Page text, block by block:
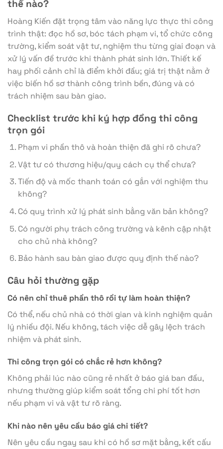
thế nào?
Hoàng Kiến đặt trọng tâm vào năng lực thực thi công
trình thật: đọc hồ sơ, bóc tách phạm vi, tổ chức công
trường, kiểm soát vật tư, nghiệm thu từng giai đoạn và
xử lý vấn đề trước khi thành phát sinh lớn. Thiết kế
hay phối cảnh chỉ là điểm khởi đầu; giá trị thật nằm ở
việc biến hồ sơ thành công trình bền, đúng và có
trách nhiệm sau bàn giao.
Checklist trước khi ký hợp đồng thi công
trọn gói
Phạm vi phần thô và hoàn thiện đã ghi rõ chưa?
Vật tư có thương hiệu/quy cách cụ thể chưa?
Tiến độ và mốc thanh toán có gắn với nghiệm thu
không?
Có quy trình xử lý phát sinh bằng văn bản không?
Có người phụ trách công trường và kênh cập nhật
cho chủ nhà không?
Bảo hành sau bàn giao được quy định thế nào?
Câu hỏi thường gặp
Có nên chỉ thuê phần thô rồi tự làm hoàn thiện?
Có thể, nếu chủ nhà có thời gian và kinh nghiệm quản
lý nhiều đội. Nếu không, tách việc dễ gây lệch trách
nhiệm và phát sinh.
Thi công trọn gói có chắc rẻ hơn không?
Không phải lúc nào cũng rẻ nhất ở báo giá ban đầu,
nhưng thường giúp kiểm soát tổng chi phí tốt hơn
nếu phạm vi và vật tư rõ ràng.
Khi nào nên yêu cầu báo giá chi tiết?
Nên yêu cầu ngay sau khi có hồ sơ mặt bằng, kết cấu